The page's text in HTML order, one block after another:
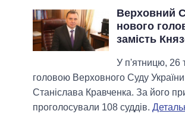
Верховний
нового
замість
У п'ятницю, 26
головою Верховного Суду
Станіслава Кравченка. За його
проголосували 108 суддів.